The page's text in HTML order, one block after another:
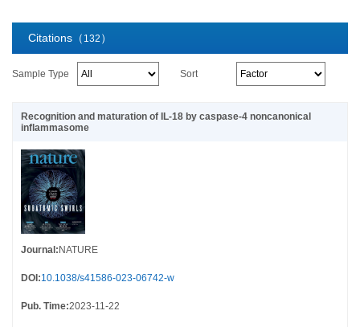
Citations（ 132 ）
Sample Type Sort
Recognition and maturation of IL-18 by caspase-4 noncanonical
inflammasome
Journal:NATURE
DOI:10.1038/s41586-023-06742-w
Pub. Time:2023-11-22